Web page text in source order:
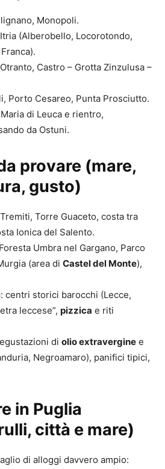
Monopoli.
(Alberobello, Locorotondo,
Castro – Grotta Zinzulusa –
Porto Cesareo, Punta Prosciutto.
di Leuca e rientro,
da Ostuni.
provare (mare,
gusto)
Torre Guaceto, costa tra
Ionica del Salento.
Umbra nel Gargano, Parco
(area di Castel del Monte),
: centri storici barocchi (Lecce,
leccese”, pizzica e riti
di olio extravergine e
Negroamaro), panifici tipici,
in Puglia
città e mare)
di alloggi davvero ampio: